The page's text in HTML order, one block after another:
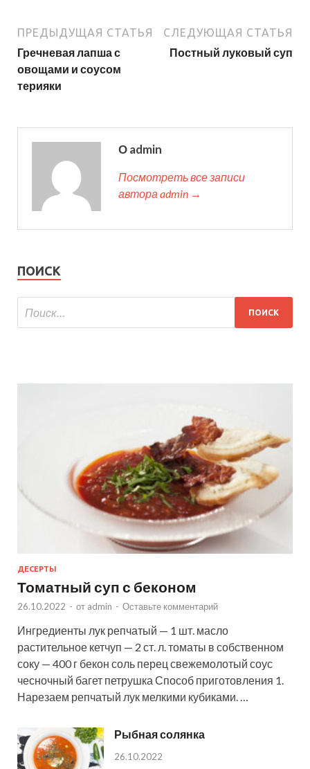
ПРЕДЫДУЩАЯ СТАТЬЯ
Гречневая лапша с
овощами и соусом
терияки
СЛЕДУЮЩАЯ СТАТЬЯ
Постный луковый суп
О admin
Посмотреть все записи
автора admin →
ПОИСК
ДЕСЕРТЫ
Томатный суп с беконом
26.10.2022 - от admin - Оставьте комментарий
Ингредиенты лук репчатый — 1 шт. масло
растительное кетчуп — 2 ст. л. томаты в собственном
соку — 400 г бекон соль перец свежемолотый соус
чесночный багет петрушка Способ приготовления 1.
Нарезаем репчатый лук мелкими кубиками. …
Рыбная солянка
26.10.2022